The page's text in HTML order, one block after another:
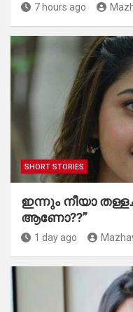
7 hours ago
SHORT STORIES
ഇന്നും നീയാ
ആണോ??”
1 day ago